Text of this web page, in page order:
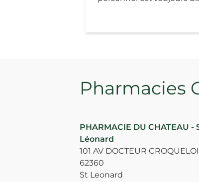
Pharmacies
PHARMACIE DU CHATEAU -
Léonard
101 AV DOCTEUR
62360
St Leonard